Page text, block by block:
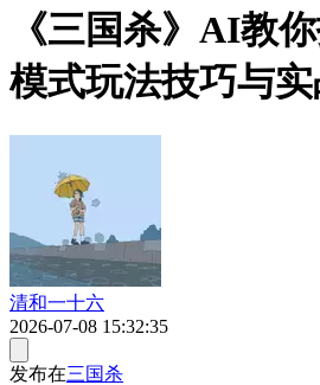
《三国杀》AI教
模式玩法技巧与
清和一十六
2026-07-08 15:32:35
发布在三国杀